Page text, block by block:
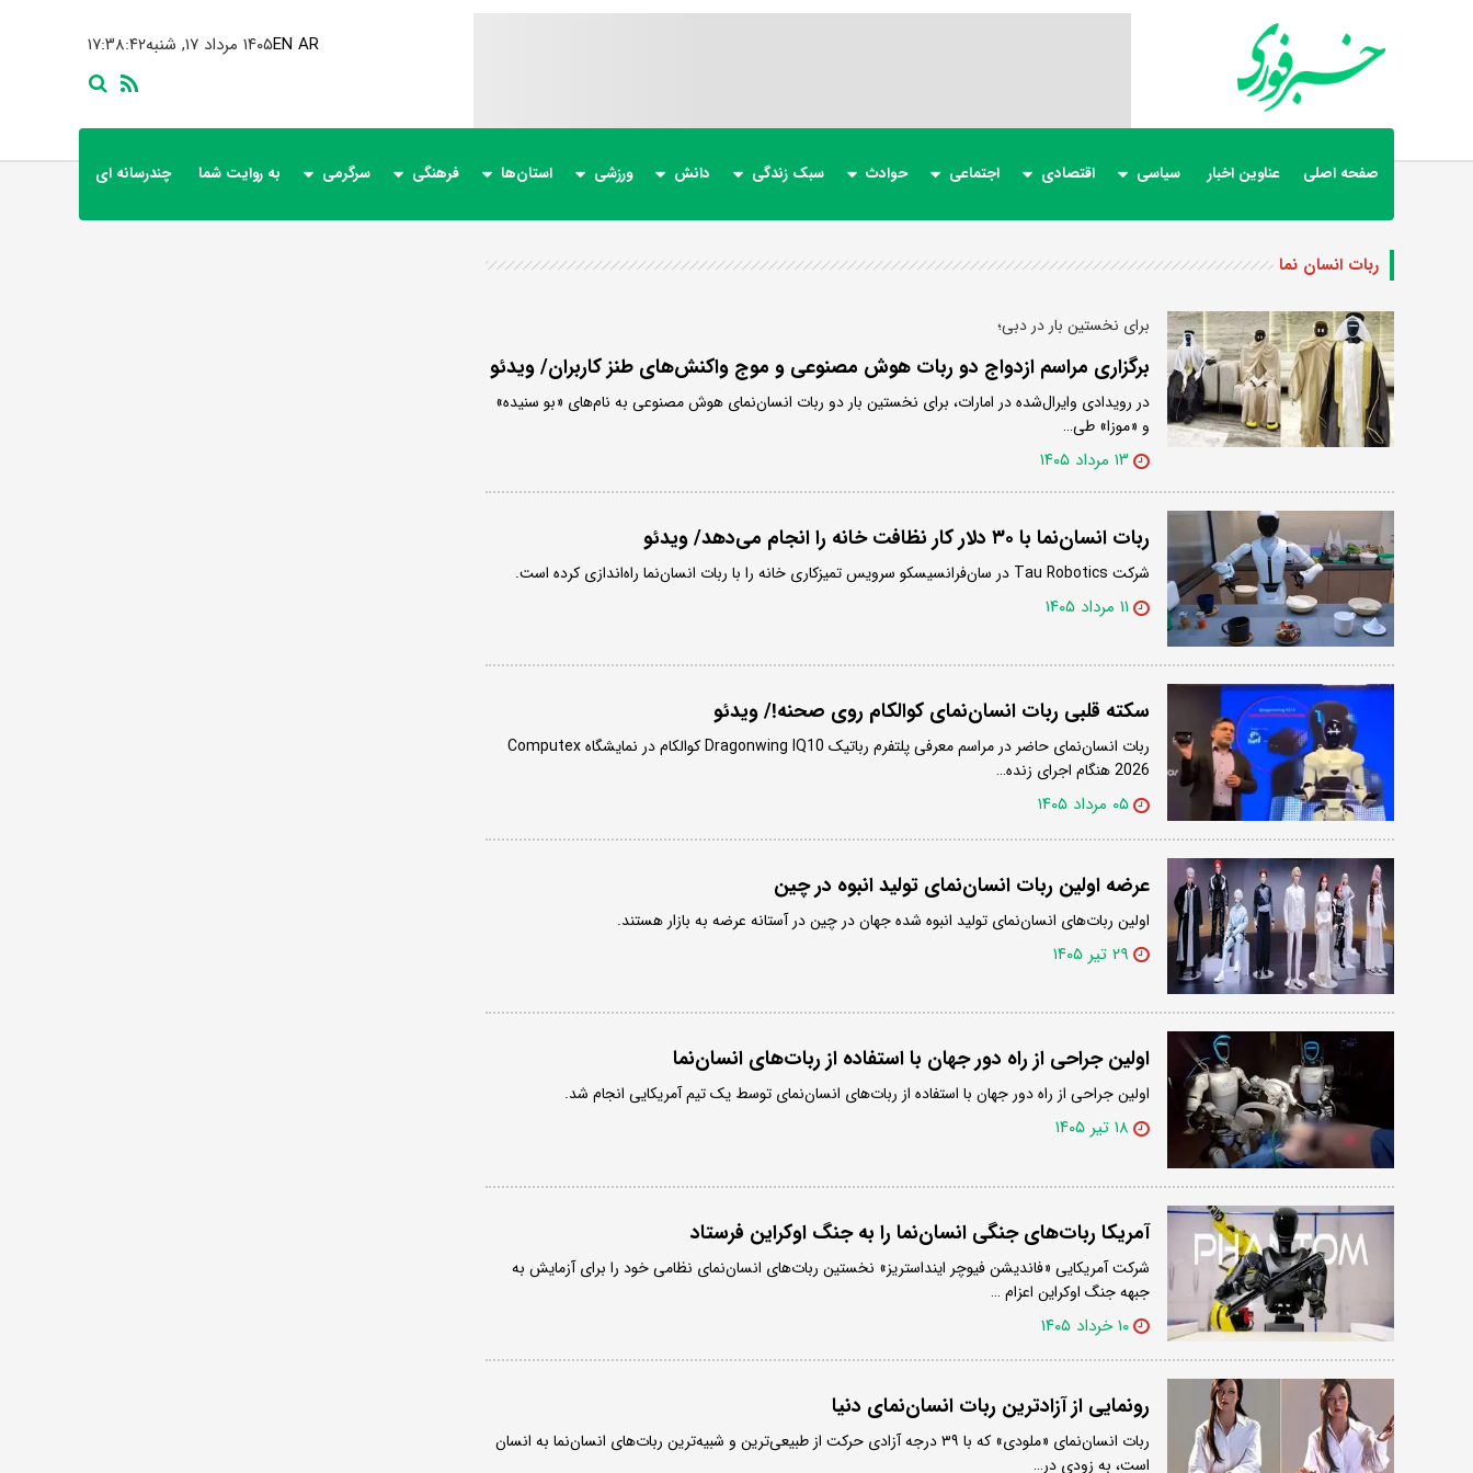
۱۷:۳۸:۴۲ ۱۴۰۵ مرداد ۱۷, شنبهEN AR
صفحه اصلی عناوین اخبار سیاسی اقتصادی اجتماعی حوادث سبک زندگی دانش ورزشی استان‌ها فرهنگی سرگرمی به روایت شما چندرسانه ای
ربات انسان نما
برای نخستین بار در دبی؛
برگزاری مراسم ازدواج دو ربات هوش مصنوعی و موج واکنش‌های طنز کاربران/ ویدئو
در رویدادی وایرال‌شده در امارات، برای نخستین بار دو ربات انسان‌نمای هوش مصنوعی به نام‌های «بو سنیده»
و «موزا» طی…
۱۳ مرداد ۱۴۰۵
ربات انسان‌نما با ۳۰ دلار کار نظافت خانه را انجام می‌دهد/ ویدئو
شرکت Tau Robotics در سان‌فرانسیسکو سرویس تمیزکاری خانه را با ربات انسان‌نما راه‌اندازی کرده است.
۱۱ مرداد ۱۴۰۵
سکته قلبی ربات انسان‌نمای کوالکام روی صحنه!/ ویدئو
ربات انسان‌نمای حاضر در مراسم معرفی پلتفرم رباتیک Dragonwing IQ10 کوالکام در نمایشگاه Computex
2026 هنگام اجرای زنده…
۰۵ مرداد ۱۴۰۵
عرضه اولین ربات انسان‌نمای تولید انبوه در چین
اولین ربات‌های انسان‌نمای تولید انبوه شده جهان در چین در آستانه عرضه به بازار هستند.
۲۹ تیر ۱۴۰۵
اولین جراحی از راه دور جهان با استفاده از ربات‌های انسان‌نما
اولین جراحی از راه دور جهان با استفاده از ربات‌های انسان‌نمای توسط یک تیم آمریکایی انجام شد.
۱۸ تیر ۱۴۰۵
آمریکا ربات‌های جنگی انسان‌نما را به جنگ اوکراین فرستاد
شرکت آمریکایی «فاندیشن فیوچر اینداستریز» نخستین ربات‌های انسان‌نمای نظامی خود را برای آزمایش به
جبهه جنگ اوکراین اعزام …
۱۰ خرداد ۱۴۰۵
رونمایی از آزادترین ربات انسان‌نمای دنیا
ربات انسان‌نمای «ملودی» که با ۳۹ درجه آزادی حرکت از طبیعی‌ترین و شبیه‌ترین ربات‌های انسان‌نما به انسان
است، به زودی در…